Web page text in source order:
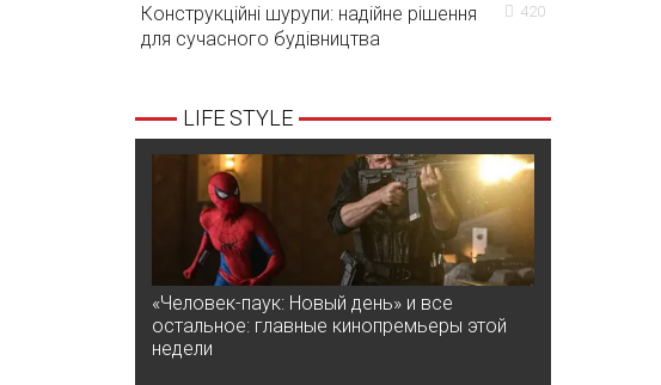
Конструкційні шурупи: надійне рішення
для сучасного будівництва
420
LIFE STYLE
«Человек-паук: Новый день» и все
остальное: главные кинопремьеры этой
недели